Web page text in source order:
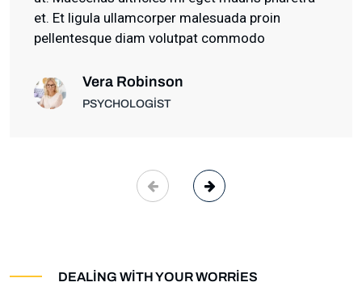
et. Et ligula ullamcorper malesuada proin
pellentesque diam volutpat commodo
Vera Robinson
PSYCHOLOGIST
DEALING WITH YOUR WORRIES